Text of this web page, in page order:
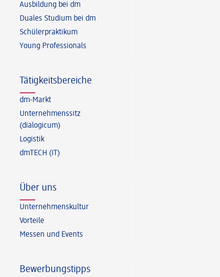
Ausbildung bei dm
Duales Studium bei dm
Schülerpraktikum
Young Professionals
Tätigkeitsbereiche
dm-Markt
Unternehmenssitz
(dialogicum)
Logistik
dmTECH (IT)
Über uns
Unternehmenskultur
Vorteile
Messen und Events
Bewerbungstipps